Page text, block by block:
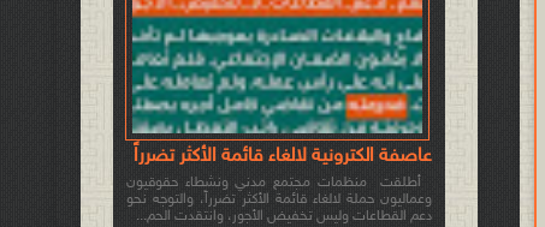
عاصفة الكترونية لالغاء قائمة الأكثر تضرراً
أطلقت منظمات مجتمع مدني ونشطاء حقوقيون
وعماليون حملة لالغاء قائمة الأكثر تضرراً، والتوجه نحو
دعم القطاعات وليس تخفيض الأجور، وانتقدت الحم...